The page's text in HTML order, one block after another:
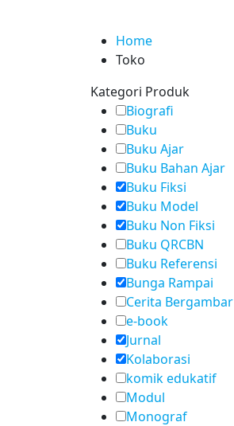
Home
Toko
Kategori Produk
Biografi
Buku
Buku Ajar
Buku Bahan Ajar
Buku Fiksi
Buku Model
Buku Non Fiksi
Buku QRCBN
Buku Referensi
Bunga Rampai
Cerita Bergambar
e-book
Jurnal
Kolaborasi
komik edukatif
Modul
Monograf